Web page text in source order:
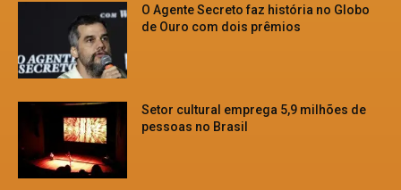
O Agente Secreto faz história no Globo
de Ouro com dois prêmios
Setor cultural emprega 5,9 milhões de
pessoas no Brasil